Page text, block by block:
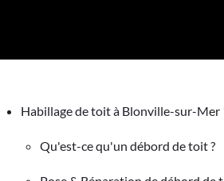
Habillage de toit à Blonville-sur-Mer
Qu'est-ce qu'un débord de toit ?